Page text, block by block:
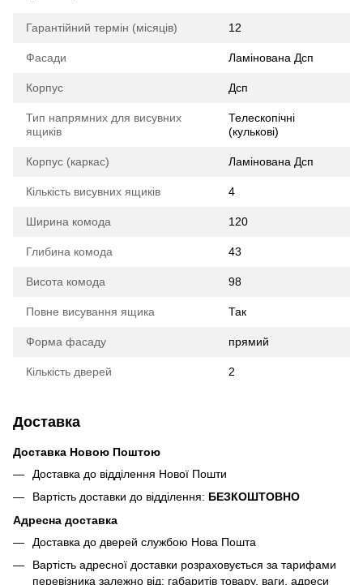
Гарантійний термін (місяців) 12
Фасади Ламінована Дсп
Корпус Дсп
Тип напрямних для висувних
ящиків
Телескопічні
(кулькові)
Корпус (каркас) Ламінована Дсп
Кількість висувних ящиків 4
Ширина комода 120
Глибина комода 43
Висота комода 98
Повне висування ящика Так
Форма фасаду прямий
Кількість дверей 2
Доставка
Доставка Новою Поштою
Доставка до відділення Нової Пошти
Вартість доставки до відділення: БЕЗКОШТОВНО
Адресна доставка
Доставка до дверей службою Нова Пошта
Вартість адресної доставки розраховується за тарифами
перевізника залежно від: габаритів товару, ваги, адреси